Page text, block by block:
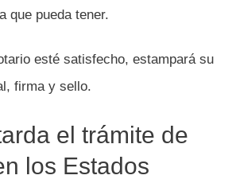
que pueda tener.
esté satisfecho, estampará su
firma y sello.
el trámite de
los Estados